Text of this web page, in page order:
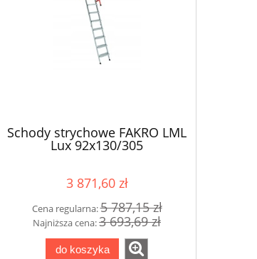
Schody strychowe FAKRO LML
Lux 92x130/305
3 871,60 zł
Cena regularna:5 787,15 zł
Najniższa cena:3 693,69 zł
do koszyka